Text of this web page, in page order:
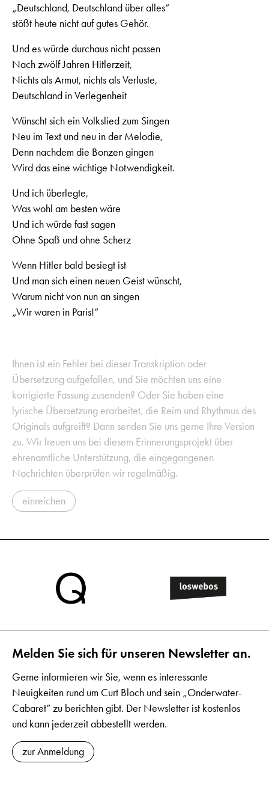
„Deutschland, Deutschland über alles“
stößt heute nicht auf gutes Gehör.
Und es würde durchaus nicht passen
Nach zwölf Jahren Hitlerzeit,
Nichts als Armut, nichts als Verluste,
Deutschland in Verlegenheit
Wünscht sich ein Volkslied zum Singen
Neu im Text und neu in der Melodie,
Denn nachdem die Bonzen gingen
Wird das eine wichtige Notwendigkeit.
Und ich überlegte,
Was wohl am besten wäre
Und ich würde fast sagen
Ohne Spaß und ohne Scherz
Wenn Hitler bald besiegt ist
Und man sich einen neuen Geist wünscht,
Warum nicht von nun an singen
„Wir waren in Paris!“
Ihnen ist ein Fehler bei dieser Transkription oder
Übersetzung aufgefallen, und Sie möchten uns eine
korrigierte Fassung zusenden? Oder Sie haben eine
lyrische Übersetzung erarbeitet, die Reim und Rhythmus des
Originals aufgreift? Dann senden Sie uns gerne Ihre Version
zu. Wir freuen uns bei diesem Erinnerungsprojekt über
ehrenamtliche Unterstützung, die eingegangenen
Nachrichten überprüfen wir regelmäßig.
einreichen
Melden Sie sich für unseren Newsletter an.
Gerne informieren wir Sie, wenn es interessante
Neuigkeiten rund um Curt Bloch und sein „Onderwater-
Cabaret“ zu berichten gibt. Der Newsletter ist kostenlos
und kann jederzeit abbestellt werden.
zur Anmeldung